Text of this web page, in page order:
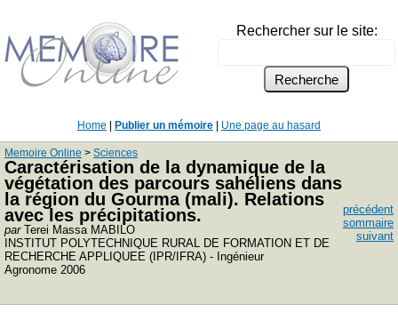
Rechercher sur le site:
Home Publier un mémoire Une page au hasard
Memoire Online > Sciences
Caractérisation de la dynamique de la
végétation des parcours sahéliens dans
la région du Gourma (mali). Relations
avec les précipitations.
parTerei Massa MABILO
INSTITUT POLYTECHNIQUE RURAL DE FORMATION ET DE
RECHERCHE APPLIQUEE (IPR/IFRA) - Ingénieur
Agronome 2006
précédent
sommaire
suivant